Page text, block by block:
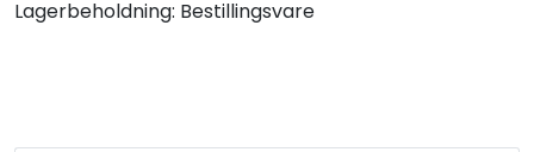
Lagerbeholdning: Bestillingsvare